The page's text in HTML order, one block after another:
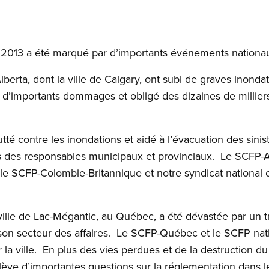
a été marqué par d’importants événements
dont la ville de Calgary, ont subi de graves
dommages et obligé des dizaines de
contre les inondations et aidé à l’évacuation des
responsables municipaux et provinciaux. Le SCFP-
SCFP-Colombie-Britannique et notre syndicat
de Lac-Mégantic, au Québec, a été dévastée par un
secteur des affaires. Le SCFP-Québec et le SCFP
ville. En plus des vies perdues et de la destruction